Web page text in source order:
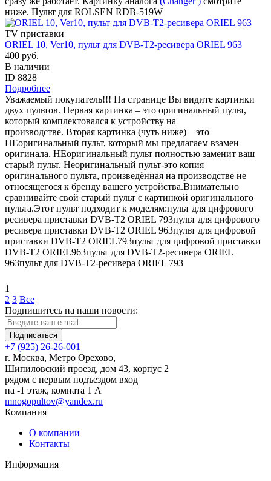
ниже. Пульт для ROLSEN RDB-519W
TV приставки
ORIEL 10, Ver10, пульт для DVB-T2-ресивера ORIEL 963
400 руб.
В наличии
ID 8828
Подробнее
Уважаемый покупатель!!! На странице Вы видите картинки
двух пультов. Первая картинка – это оригинальный пульт,
который комплектовался к устройству на
производстве. Вторая картинка (чуть ниже) – это
НЕоригинальный пульт, который мы предлагаем взамен
оригинала. НЕоригинальный пульт полностью заменит ваш
старый пульт. Неоригинальный пульт-это копия
оригинального пульта, произведённая на производстве не
относящегося к бренду вашего устройства.Внимательно
сравнивайте свой старый пульт с картинкой оригинального
пульта.Этот пульт подходит к моделям:пульт для цифрового
ресивера приставки DVB-T2 ORIEL 793пульт для цифрового
ресивера приставки DVB-T2 ORIEL 963пульт для цифровой
приставки DVB-T2 ORIEL793пульт для цифровой приставки
DVB-T2 ORIEL963пульт для DVB-T2-ресивера ORIEL
963пульт для DVB-T2-ресивера ORIEL 793
1
2 3 Все
Подпишитесь на наши новости:
Подписаться
+7 (925) 26-26-001
г. Москва, Метро Орехово,
Шипиловский проезд, дом 43, корпус 2
рядом с первым подъездом вход
на -1 этаж, комната 1 А
mnogopultov@yandex.ru
Компания
О компании
Контакты
Информация